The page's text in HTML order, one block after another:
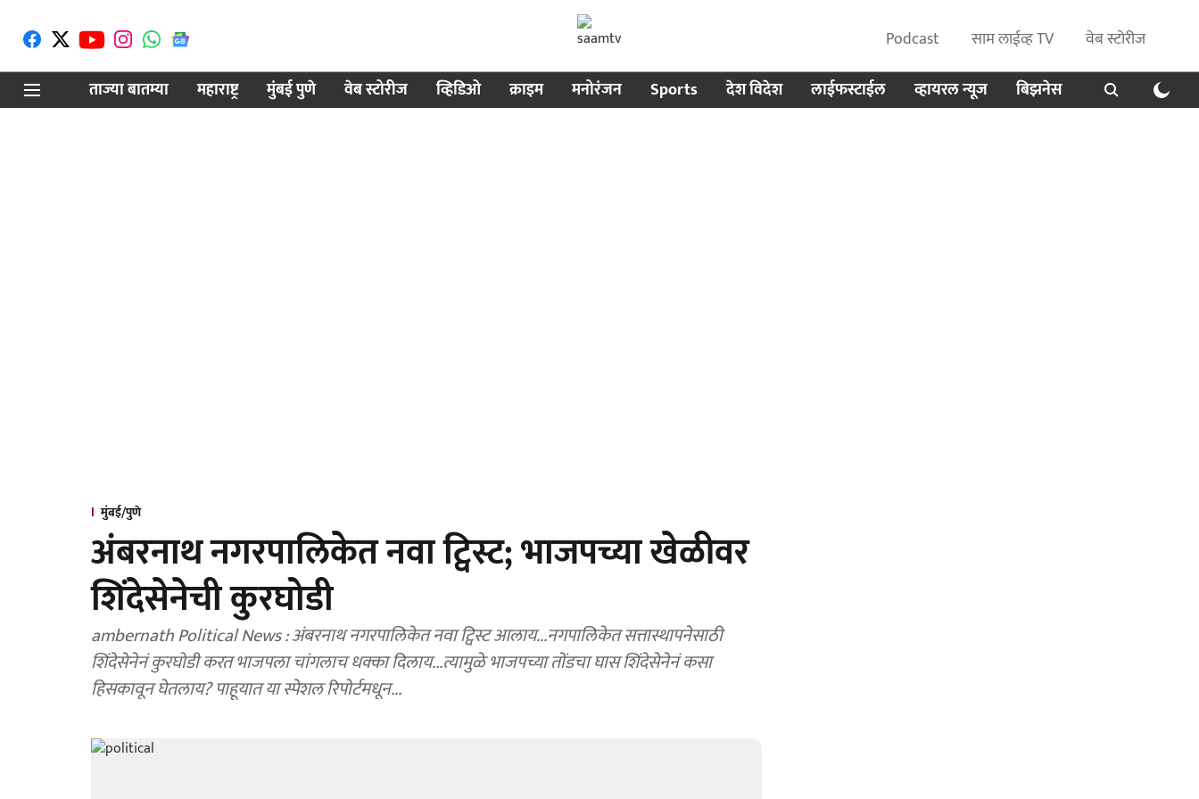
Podcast साम लाईव्ह TV
वेब स्टोरीज
ताज्या बातम्या
महाराष्ट्र मुंबई पुणे वेब स्टोरीज व्हिडिओ क्राइम मनोरंजन Sports देश विदेश लाईफस्टाईल व्हायरल न्यूज बिझनेस
मुंबई/पुणे
अंबरनाथ नगरपालिकेत नवा ट्विस्ट; भाजपच्या खेळीवर
शिंदेसेनेची कुरघोडी
ambernath Political News : अंबरनाथ नगरपालिकेत नवा ट्विस्ट आलाय...नगपालिकेत सत्तास्थापनेसाठी
शिंदेसेनेनं कुरघोडी करत भाजपला चांगलाच धक्का दिलाय...त्यामुळे भाजपच्या तोंडचा घास शिंदेसेनेनं कसा
हिसकावून घेतलाय? पाहूयात या स्पेशल रिपोर्टमधून...